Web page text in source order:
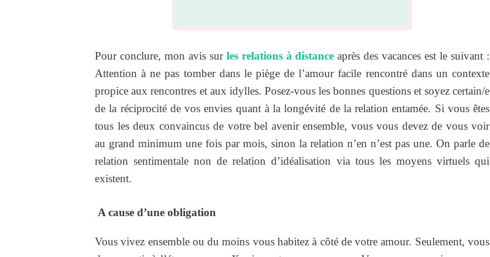
Pour conclure, mon avis sur les relations à distance après des vacances est le suivant :
Attention à ne pas tomber dans le piège de l’amour facile rencontré dans un contexte
propice aux rencontres et aux idylles. Posez-vous les bonnes questions et soyez certain/e
de la réciprocité de vos envies quant à la longévité de la relation entamée. Si vous êtes
tous les deux convaincus de votre bel avenir ensemble, vous vous devez de vous voir
au grand minimum une fois par mois, sinon la relation n’en n’est pas une. On parle de
relation sentimentale non de relation d’idéalisation via tous les moyens virtuels qui
existent.
A cause d’une obligation
Vous vivez ensemble ou du moins vous habitez à côté de votre amour. Seulement, vous